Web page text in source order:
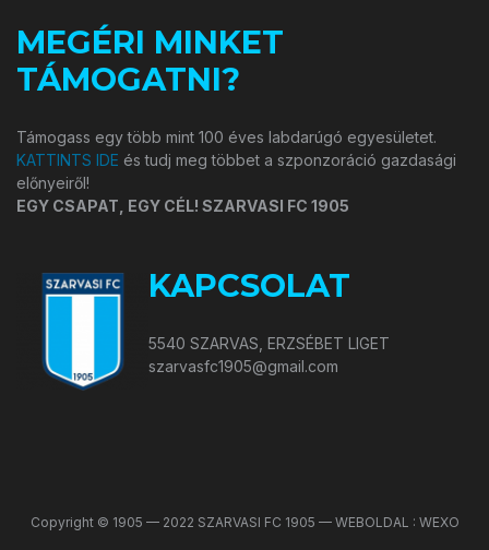
MEGÉRI MINKET
TÁMOGATNI?
Támogass egy több mint 100 éves labdarúgó egyesületet.
KATTINTS IDE és tudj meg többet a szponzoráció gazdasági
előnyeiről!
EGY CSAPAT, EGY CÉL! SZARVASI FC 1905
KAPCSOLAT
5540 SZARVAS, ERZSÉBET LIGET
szarvasfc1905@gmail.com
Copyright © 1905 — 2022 SZARVASI FC 1905 — WEBOLDAL : WEXO